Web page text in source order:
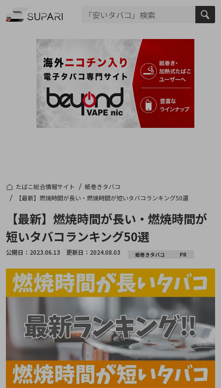
たばこ総合情報サイト
紙巻きタバコ
【最新】燃焼時間が長い・燃焼時間が短いタバコランキング50選
【最新】燃焼時間が長い・燃焼時間が
短いタバコランキング50選
公開日： 2023.06.13 更新日： 2024.08.03 紙巻きタバコ PR